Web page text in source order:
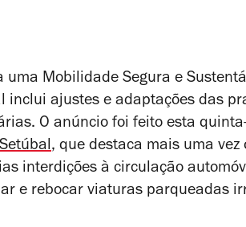
Mobilidade Segura e
inclui ajustes e adaptações das
O anúncio foi feito esta
, que destaca mais uma
interdições à circulação
e rebocar viaturas parqueadas